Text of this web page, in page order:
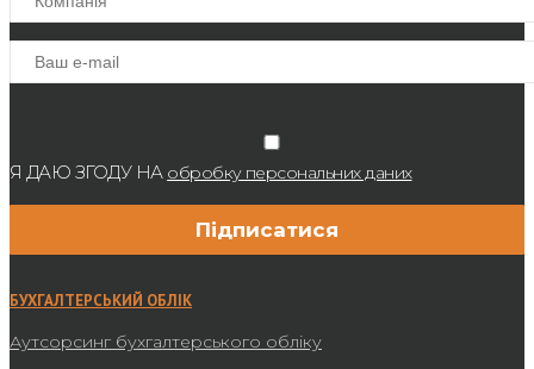
Я ДАЮ ЗГОДУ НА обробку персональних даних
БУХГАЛТЕРСЬКИЙ ОБЛІК
Аутсорсинг бухгалтерського обліку